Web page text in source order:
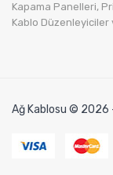
Kapama Panelleri,
Kablo Düzenleyiciler
Ağ Kablosu © 2026 -